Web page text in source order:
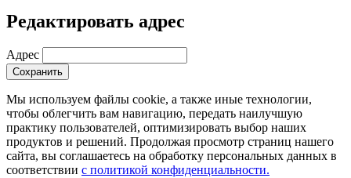
Редактировать адрес
Адрес
Сохранить
Мы используем файлы cookie, а также иные технологии,
чтобы облегчить вам навигацию, передать наилучшую
практику пользователей, оптимизировать выбор наших
продуктов и решений. Продолжая просмотр страниц нашего
сайта, вы соглашаетесь на обработку персональных данных в
соответствии с политикой конфиденциальности.